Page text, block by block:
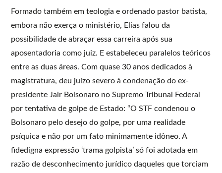
Formado também em teologia e ordenado pastor batista,
embora não exerça o ministério, Elias falou da
possibilidade de abraçar essa carreira após sua
aposentadoria como juiz. E estabeleceu paralelos teóricos
entre as duas áreas. Com quase 30 anos dedicados à
magistratura, deu juízo severo à condenação do ex-
presidente Jair Bolsonaro no Supremo Tribunal Federal
por tentativa de golpe de Estado: “O STF condenou o
Bolsonaro pelo desejo do golpe, por uma realidade
psíquica e não por um fato minimamente idôneo. A
fidedigna expressão ‘trama golpista’ só foi adotada em
razão de desconhecimento jurídico daqueles que torciam